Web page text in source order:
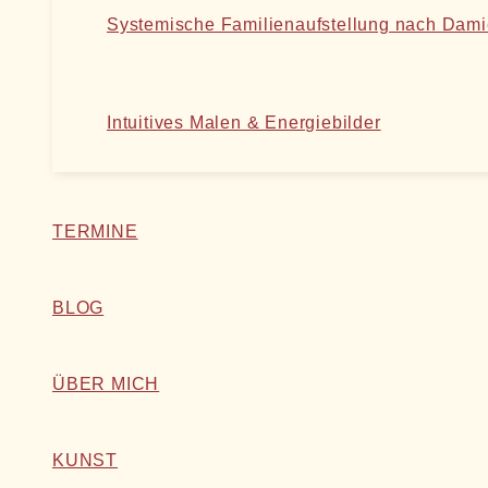
Systemische Familienaufstellung nach
Intuitives Malen & Energiebilder
TERMINE
BLOG
ÜBER MICH
KUNST